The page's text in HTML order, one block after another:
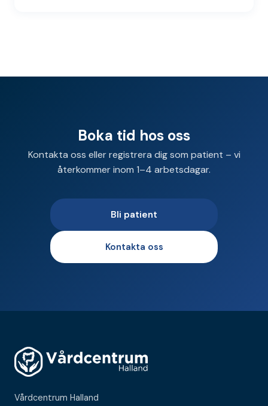
Boka tid hos oss
Kontakta oss eller registrera dig som patient – vi
återkommer inom 1–4 arbetsdagar.
Bli patient
Kontakta oss
Vårdcentrum Halland